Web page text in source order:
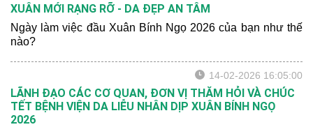
XUÂN MỚI RẠNG RỠ - DA ĐẸP AN TÂM
Ngày làm việc đầu Xuân Bính Ngọ 2026 của bạn như thế
nào?
14-02-2026 16:05:00
LÃNH ĐẠO CÁC CƠ QUAN, ĐƠN VỊ THĂM HỎI VÀ CHÚC
TẾT BỆNH VIỆN DA LIỄU NHÂN DỊP XUÂN BÍNH NGỌ
2026